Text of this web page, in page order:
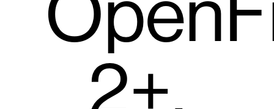
2+,